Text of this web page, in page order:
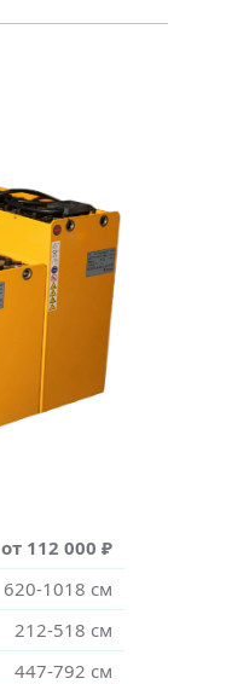
от 112 000 ₽
620-1018 см
212-518 см
447-792 см